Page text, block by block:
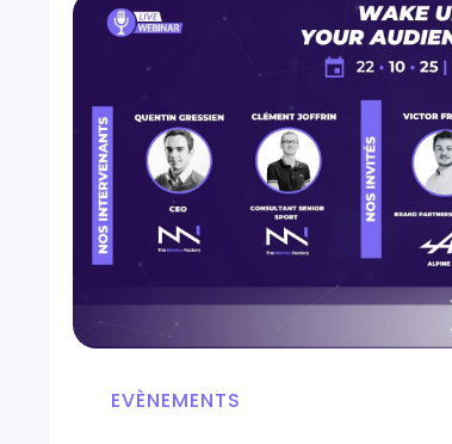
EVÈNEMENTS